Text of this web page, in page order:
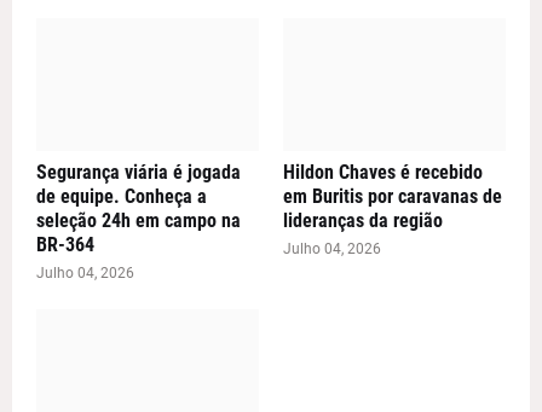
Segurança viária é jogada
de equipe. Conheça a
seleção 24h em campo na
BR-364
Julho 04, 2026
Hildon Chaves é recebido
em Buritis por caravanas de
lideranças da região
Julho 04, 2026